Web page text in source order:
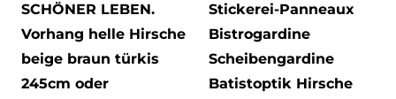
SCHÖNER LEBEN.
Vorhang helle Hirsche
beige braun türkis
245cm oder
Stickerei-Panneaux
Bistrogardine
Scheibengardine
Batistoptik Hirsche